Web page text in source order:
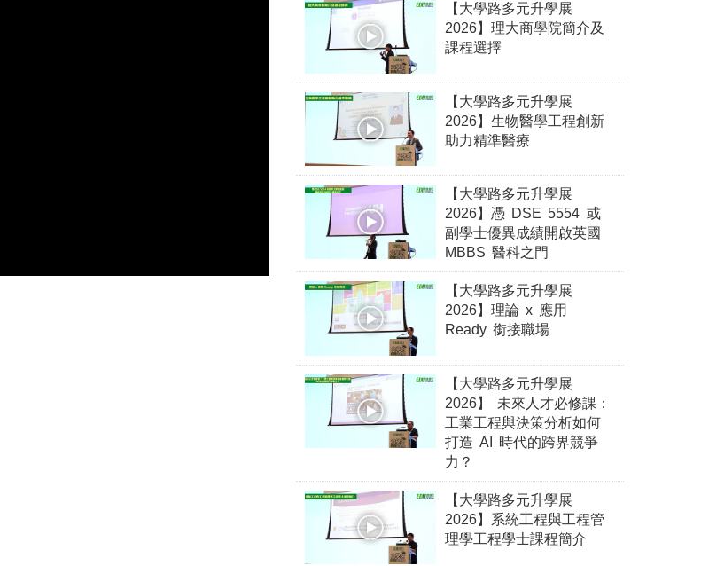
【大學路多元升學展
2026】理大商學院簡介及
課程選擇
【大學路多元升學展
2026】生物醫學工程創新
助力精準醫療
【大學路多元升學展
2026】憑 DSE 5554 或
副學士優異成績開啟英國
MBBS 醫科之門
【大學路多元升學展
2026】理論 x 應用
Ready 銜接職場
【大學路多元升學展
2026】 未來人才必修課：
工業工程與決策分析如何
打造 AI 時代的跨界競爭
力？
【大學路多元升學展
2026】系統工程與工程管
理學工程學士課程簡介